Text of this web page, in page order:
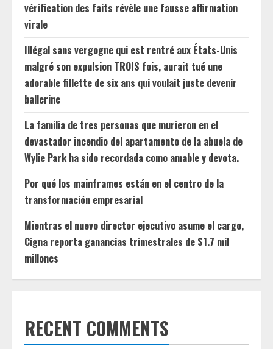
vérification des faits révèle une fausse affirmation
virale
Illégal sans vergogne qui est rentré aux États-Unis
malgré son expulsion TROIS fois, aurait tué une
adorable fillette de six ans qui voulait juste devenir
ballerine
La familia de tres personas que murieron en el
devastador incendio del apartamento de la abuela de
Wylie Park ha sido recordada como amable y devota.
Por qué los mainframes están en el centro de la
transformación empresarial
Mientras el nuevo director ejecutivo asume el cargo,
Cigna reporta ganancias trimestrales de $1.7 mil
millones
RECENT COMMENTS